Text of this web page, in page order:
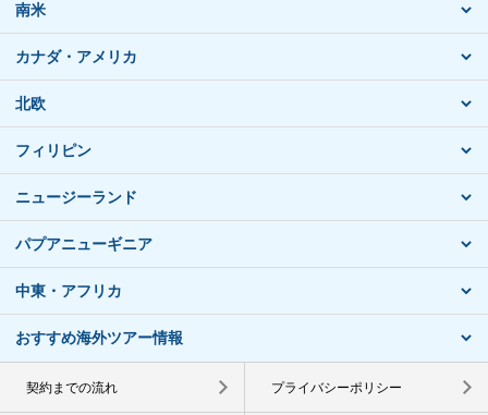
南米
カナダ・アメリカ
北欧
フィリピン
ニュージーランド
パプアニューギニア
中東・アフリカ
おすすめ海外ツアー情報
契約までの流れ プライバシーポリシー